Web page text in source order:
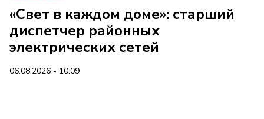
«Свет в каждом доме»: старший
диспетчер районных
электрических сетей
06.08.2026 - 10:09